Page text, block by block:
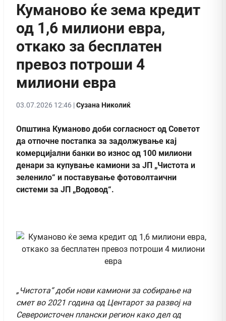
Куманово ќе зема кредит
од 1,6 милиони евра,
откако за бесплатен
превоз потроши 4
милиони евра
03.07.2026 12:46 |Сузана Николиќ
Општина Куманово доби согласност од Советот
да отпочне постапка за задолжување кај
комерцијални банки во износ од 100 милиони
денари за купување камиони за ЈП „Чистота и
зеленило“ и поставување фотоволтаични
системи за ЈП „Водовод“.
„Чистота“ доби нови камиони за собирање на
смет во 2021 година од Центарот за развој на
Североисточен плански регион како дел од